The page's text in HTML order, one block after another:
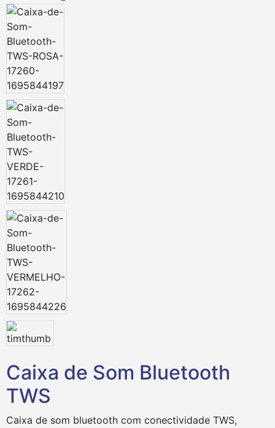
Caixa de Som Bluetooth
TWS
Caixa de som bluetooth com conectividade TWS,